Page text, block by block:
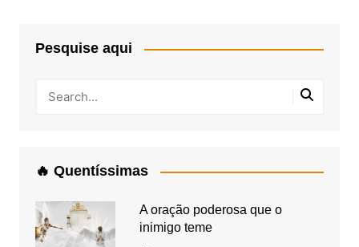
Pesquise aqui
🔥 Quentíssimas
A oração poderosa que o
inimigo teme